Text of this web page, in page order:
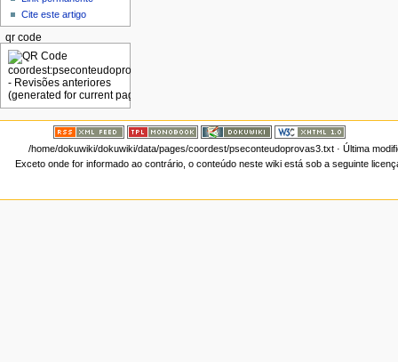
Cite este artigo
qr code
/home/dokuwiki/dokuwiki/data/pages/coordest/pseconteudoprovas3.txt· Última
Exceto onde for informado ao contrário, o conteúdo neste wiki está sob a seguinte